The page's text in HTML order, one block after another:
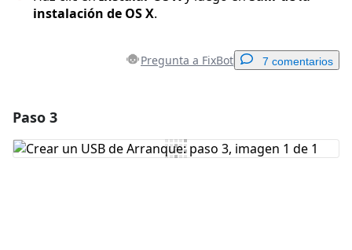
instalación de OS X.
Pregunta a FixBot 7 comentarios
Agregar Comentario
Paso 3